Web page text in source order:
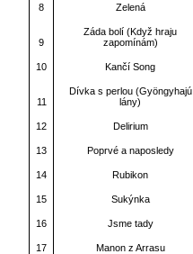
8 Zelená
9
Záda bolí (Když hraju
zapomínám)
10 Kančí Song
11
Dívka s perlou (Gyöngyhajú
lány)
12 Delirium
13 Poprvé a naposledy
14 Rubikon
15 Sukýnka
16 Jsme tady
17 Manon z Arrasu